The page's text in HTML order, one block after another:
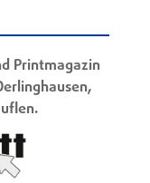
Printmagazin